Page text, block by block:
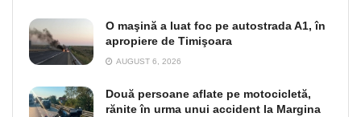
O maşină a luat foc pe autostrada A1, în
apropiere de Timişoara
AUGUST 6, 2026
Două persoane aflate pe motocicletă,
rănite în urma unui accident la Margina